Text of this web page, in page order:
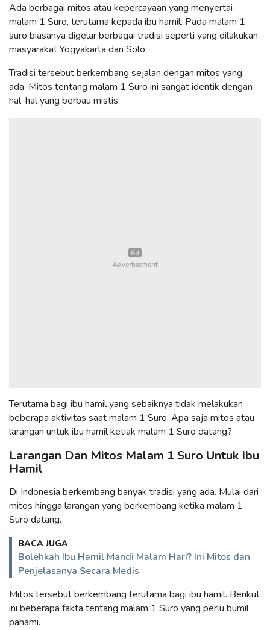
Ada berbagai mitos atau kepercayaan yang menyertai
malam 1 Suro, terutama kepada ibu hamil. Pada malam 1
suro biasanya digelar berbagai tradisi seperti yang dilakukan
masyarakat Yogyakarta dan Solo.
Tradisi tersebut berkembang sejalan dengan mitos yang
ada. Mitos tentang malam 1 Suro ini sangat identik dengan
hal-hal yang berbau mistis.
Terutama bagi ibu hamil yang sebaiknya tidak melakukan
beberapa aktivitas saat malam 1 Suro. Apa saja mitos atau
larangan untuk ibu hamil ketiak malam 1 Suro datang?
Larangan Dan Mitos Malam 1 Suro Untuk Ibu
Hamil
Di Indonesia berkembang banyak tradisi yang ada. Mulai dari
mitos hingga larangan yang berkembang ketika malam 1
Suro datang.
BACA JUGA
Bolehkah Ibu Hamil Mandi Malam Hari? Ini Mitos dan
Penjelasanya Secara Medis
Mitos tersebut berkembang terutama bagi ibu hamil. Berikut
ini beberapa fakta tentang malam 1 Suro yang perlu bumil
pahami.